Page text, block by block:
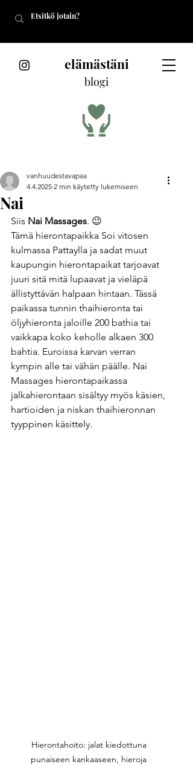
elämästäni
blogi
Nai
vanhuudestavapaa
4.4.2025 2 min käytetty lukemiseen
Siis Nai Massages. 😉
Tämä hierontapaikka Soi vitosen
kulmassa Pattaylla ja sadat muut
kaupungin hierontapaikat tarjoavat
juuri sitä mitä lupaavat ja vieläpä
ällistyttävän halpaan hintaan. Tässä
paikassa tunnin thaihieronta tai
öljyhieronta jaloille 200 bathia tai
vaikkapa koko keholle alkaen 300
bahtia. Euroissa karvan verran
kympin alle tai vähän päälle. Nai
Massages hierontapaikassa
jalkahierontaan sisältyy myös käsien,
hartioiden ja niskan thaihieronnan
tyyppinen käsittely.
Hierontahoito: jalat kiedottuna
punaiseen kankaaseen, hieroja